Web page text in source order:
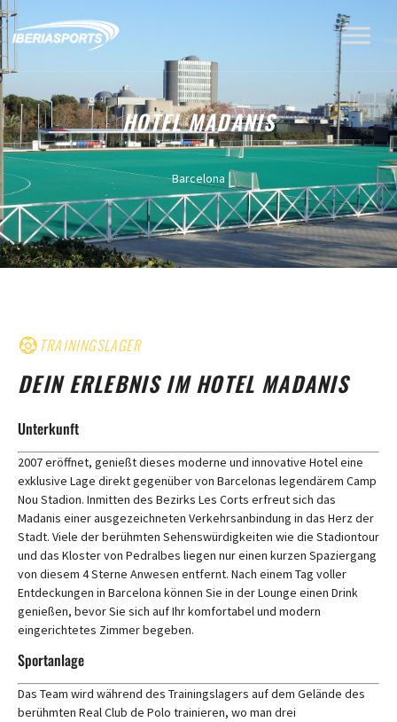
HOTEL MADANIS
Barcelona
TRAININGSLAGER
DEIN ERLEBNIS IM HOTEL MADANIS
Unterkunft
2007 eröffnet, genießt dieses moderne und innovative Hotel eine
exklusive Lage direkt gegenüber von Barcelonas legendärem Camp
Nou Stadion. Inmitten des Bezirks Les Corts erfreut sich das
Madanis einer ausgezeichneten Verkehrsanbindung in das Herz der
Stadt. Viele der berühmten Sehenswürdigkeiten wie die Stadiontour
und das Kloster von Pedralbes liegen nur einen kurzen Spaziergang
von diesem 4 Sterne Anwesen entfernt. Nach einem Tag voller
Entdeckungen in Barcelona können Sie in der Lounge einen Drink
genießen, bevor Sie sich auf Ihr komfortabel und modern
eingerichtetes Zimmer begeben.
Sportanlage
Das Team wird während des Trainingslagers auf dem Gelände des
berühmten Real Club de Polo trainieren, wo man drei